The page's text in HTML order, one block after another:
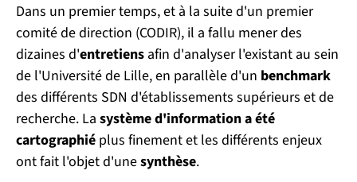
Dans un premier temps, et à la suite d'un premier
comité de direction (CODIR), il a fallu mener des
dizaines d'entretiens afin d'analyser l'existant au sein
de l'Université de Lille, en parallèle d'un benchmark
des différents SDN d'établissements supérieurs et de
recherche. La système d'information a été
cartographié plus finement et les différents enjeux
ont fait l'objet d'unesynthèse.